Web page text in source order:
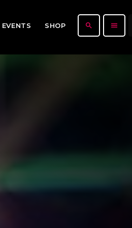
EVENTS SHOP search menu